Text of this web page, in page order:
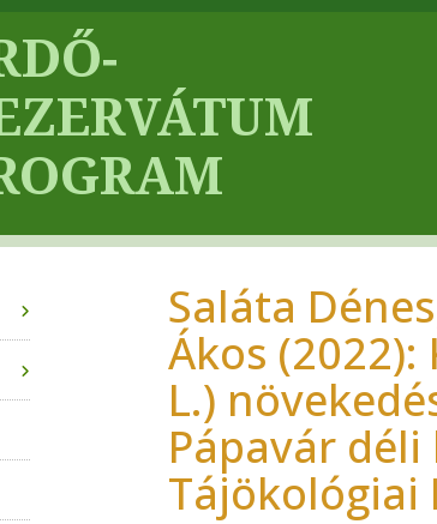
Saláta
Ákos (2022):
L.)
Pápavár
Tájökológiai